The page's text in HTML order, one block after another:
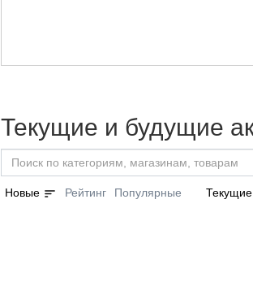
Текущие и будущие
Новые sort Рейтинг Популярные Текущие